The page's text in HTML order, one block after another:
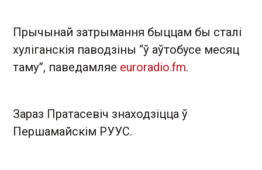
Прычынай затрымання быццам бы сталі
хуліганскія паводзіны “ў аўтобусе месяц
таму”, паведамляе euroradio.fm.
Зараз Пратасевіч знаходзіцца ў
Першамайскім РУУС.